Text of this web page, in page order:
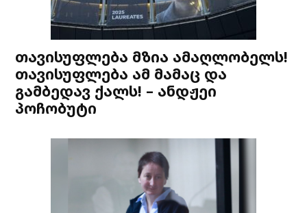
თავისუფლება მზია ამაღლობელს!
თავისუფლება ამ მამაც და
გამბედავ ქალს! – ანდჟეი
პოჩობუტი